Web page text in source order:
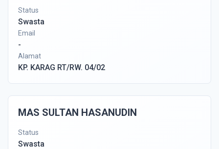
Status
Swasta
Email
-
Alamat
KP. KARAG RT/RW. 04/02
MAS SULTAN HASANUDIN
Status
Swasta